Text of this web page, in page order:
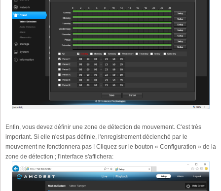
Enfin, vous devez définir une zone de détection de mouvement. C'est très
important. Si elle n'est pas définie, l'enregistrement déclenché par le
mouvement ne fonctionnera pas ! Cliquez sur le bouton « Configuration » de la
zone de détection ; l'interface s'affichera: